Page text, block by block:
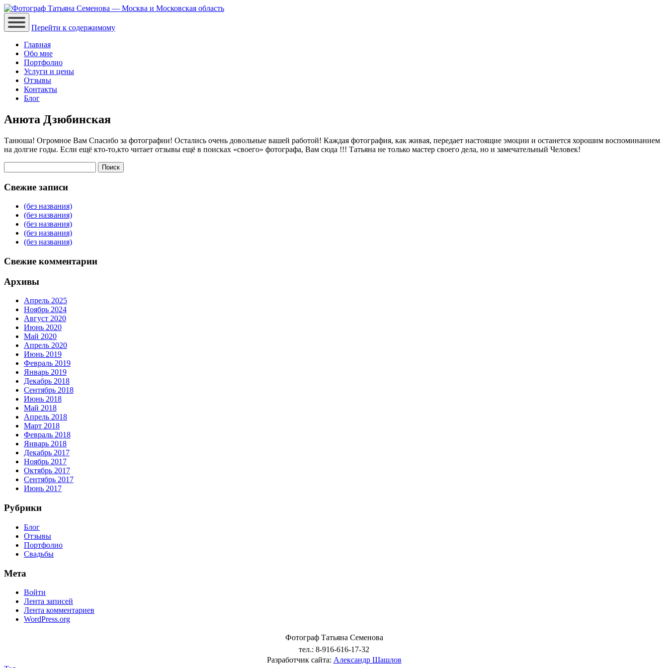
Перейти к содержимому
Главная
Обо мне
Портфолио
Услуги и цены
Отзывы
Контакты
Блог
Анюта Дзюбинская
Танюша! Огромное Вам Спасибо за фотографии! Остались очень довольные вашей работой! Каждая фотография, как живая, передает настоящие эмоции и останется хорошим воспоминанием
на долгие годы. Если ещё кто-то,кто читает отзывы ещё в поисках «своего» фотографа, Вам сюда !!! Татьяна не только мастер своего дела, но и замечательный Человек!
Свежие записи
(без названия)
(без названия)
(без названия)
(без названия)
(без названия)
Свежие комментарии
Архивы
Апрель 2025
Ноябрь 2024
Август 2020
Июнь 2020
Май 2020
Апрель 2020
Июнь 2019
Февраль 2019
Январь 2019
Декабрь 2018
Сентябрь 2018
Июнь 2018
Май 2018
Апрель 2018
Март 2018
Февраль 2018
Январь 2018
Декабрь 2017
Ноябрь 2017
Октябрь 2017
Сентябрь 2017
Июнь 2017
Рубрики
Блог
Отзывы
Портфолио
Свадьбы
Мета
Войти
Лента записей
Лента комментариев
WordPress.org
Фотограф Татьяна Семенова
тел.: 8-916-616-17-32
Разработчик сайта: Александр Шашлов